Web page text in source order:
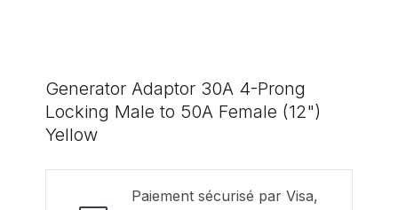
Generator Adaptor 30A 4-Prong
Locking Male to 50A Female (12")
Yellow
Paiement sécurisé par Visa,